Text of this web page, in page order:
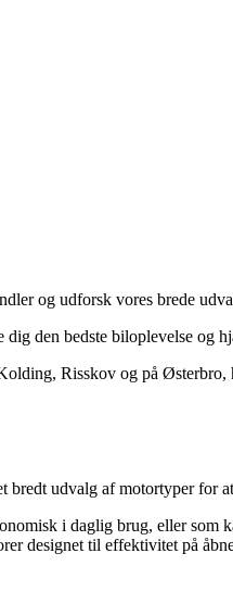
og udforsk vores brede
den bedste biloplevelse og
Risskov og på
bredt udvalg af motortyper for
i daglig brug, eller som
designet til effektivitet på